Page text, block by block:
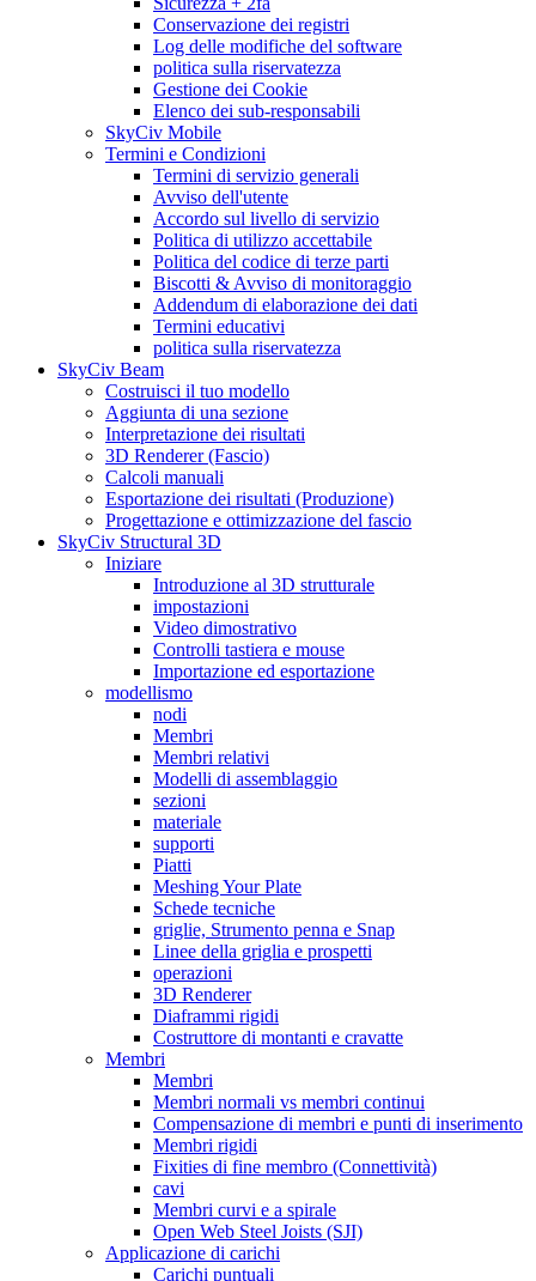
Conservazione dei registri
Log delle modifiche del software
politica sulla riservatezza
Gestione dei Cookie
Elenco dei sub-responsabili
SkyCiv Mobile
Termini e Condizioni
Termini di servizio generali
Avviso dell'utente
Accordo sul livello di servizio
Politica di utilizzo accettabile
Politica del codice di terze parti
Biscotti & Avviso di monitoraggio
Addendum di elaborazione dei dati
Termini educativi
politica sulla riservatezza
SkyCiv Beam
Costruisci il tuo modello
Aggiunta di una sezione
Interpretazione dei risultati
3D Renderer (Fascio)
Calcoli manuali
Esportazione dei risultati (Produzione)
Progettazione e ottimizzazione del fascio
SkyCiv Structural 3D
Iniziare
Introduzione al 3D strutturale
impostazioni
Video dimostrativo
Controlli tastiera e mouse
Importazione ed esportazione
modellismo
nodi
Membri
Membri relativi
Modelli di assemblaggio
sezioni
materiale
supporti
Piatti
Meshing Your Plate
Schede tecniche
griglie, Strumento penna e Snap
Linee della griglia e prospetti
operazioni
3D Renderer
Diaframmi rigidi
Costruttore di montanti e cravatte
Membri
Membri
Membri normali vs membri continui
Compensazione di membri e punti di inserimento
Membri rigidi
Fixities di fine membro (Connettività)
cavi
Membri curvi e a spirale
Open Web Steel Joists (SJI)
Applicazione di carichi
Carichi puntuali